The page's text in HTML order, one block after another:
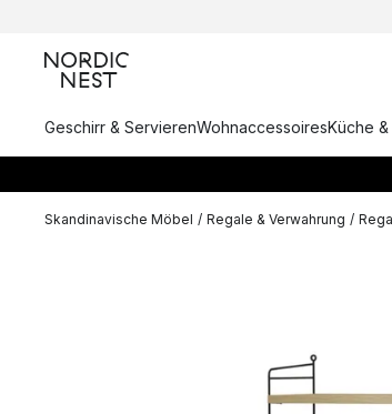
Geschirr & ServierenWohnaccessoiresKüche
Skandinavische Möbel / Regale & Verwahrung /